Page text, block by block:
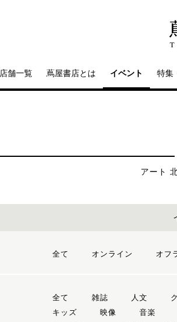
店舗一覧 蔦屋書店とは イベント 特集
アート
全て オンライン オフ
全て 雑誌 人文
キッズ
映像 音楽